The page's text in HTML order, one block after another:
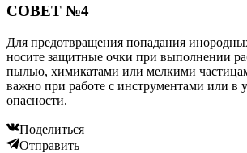
СОВЕТ №4
Для предотвращения попадания инородных
носите защитные очки при выполнении
пылью, химикатами или мелкими
важно при работе с инструментами или в
опасности.
Поделиться
Отправить